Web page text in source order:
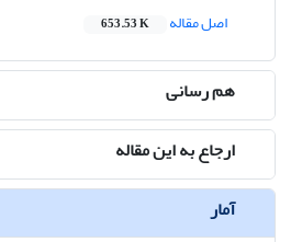
اصل مقاله
653.53 K
هم رسانی
ارجاع به این مقاله
آمار